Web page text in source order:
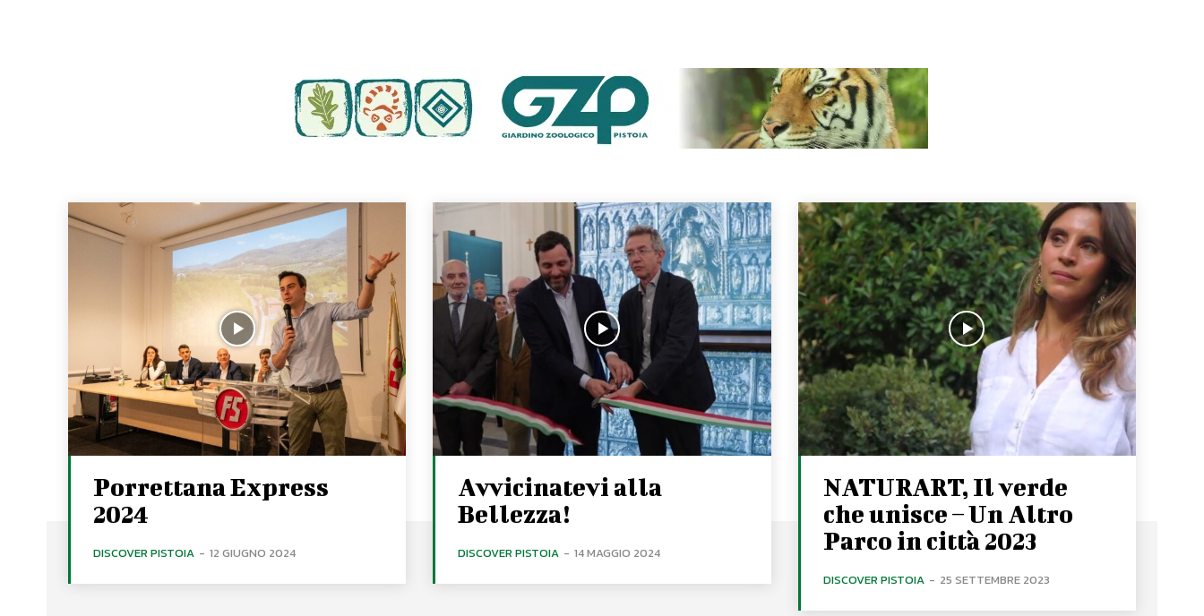
Porrettana Express
2024
DISCOVER PISTOIA - 12 GIUGNO 2024
Avvicinatevi alla
Bellezza!
DISCOVER PISTOIA - 14 MAGGIO 2024
NATURART, Il verde
che unisce – Un Altro
Parco in città 2023
DISCOVER PISTOIA - 25 SETTEMBRE 2023